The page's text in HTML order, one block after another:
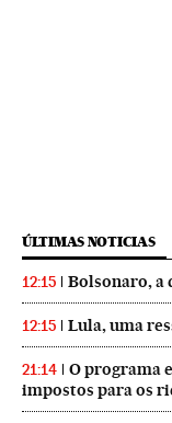
ÚLTIMAS NOTICIAS
12:15 Bolsonaro, a
12:15 Lula, uma
21:14
O programa
impostos para os